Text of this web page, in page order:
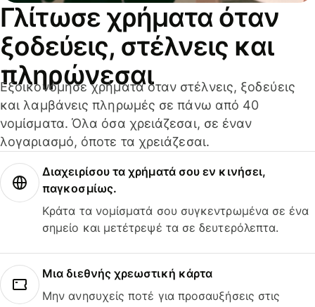
Γλίτωσε χρήματα όταν
ξοδεύεις, στέλνεις και
πληρώνεσαι
Εξοικονόμησε χρήματα όταν στέλνεις, ξοδεύεις
και λαμβάνεις πληρωμές σε πάνω από 40
νομίσματα. Όλα όσα χρειάζεσαι, σε έναν
λογαριασμό, όποτε τα χρειάζεσαι.
Διαχειρίσου τα χρήματά σου εν κινήσει,
παγκοσμίως.
Κράτα τα νομίσματά σου συγκεντρωμένα σε ένα
σημείο και μετέτρεψέ τα σε δευτερόλεπτα.
Μια διεθνής χρεωστική κάρτα
Μην ανησυχείς ποτέ για προσαυξήσεις στις